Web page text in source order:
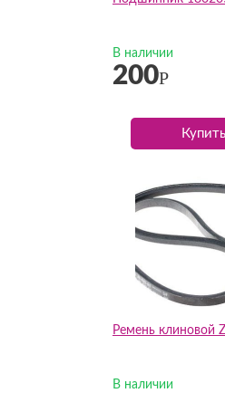
В наличии
200Р
Купить
Ремень клиновой
В наличии